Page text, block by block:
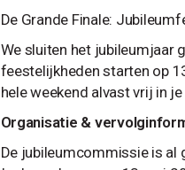
De Grande Finale:
We sluiten het jubileumjaar
feestelijkheden starten op
hele weekend alvast vrij in
Organisatie &
De jubileumcommissie is al